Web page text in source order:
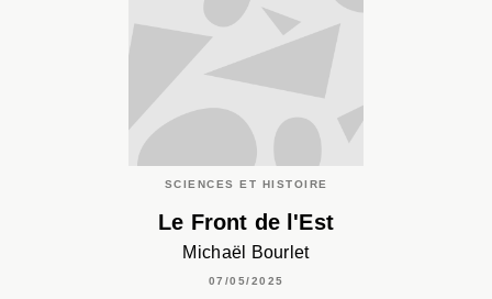
SCIENCES ET HISTOIRE
Le Front de l'Est
Michaël Bourlet
07/05/2025